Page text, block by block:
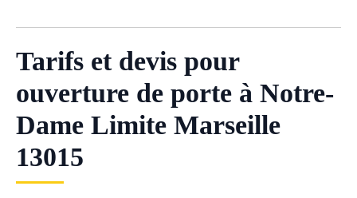
Tarifs et devis pour
ouverture de porte à Notre-
Dame Limite Marseille
13015